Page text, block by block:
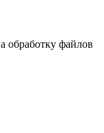
обработку файлов